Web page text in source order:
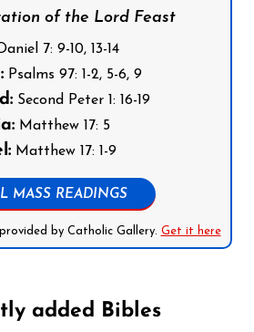
of the Lord Feast
7: 9-10, 13-14
Psalms 97: 1-2, 5-6, 9
Second Peter 1: 16-19
Matthew 17: 5
Matthew 17: 1-9
MASS READINGS
by Catholic Gallery. Get it here
added Bibles